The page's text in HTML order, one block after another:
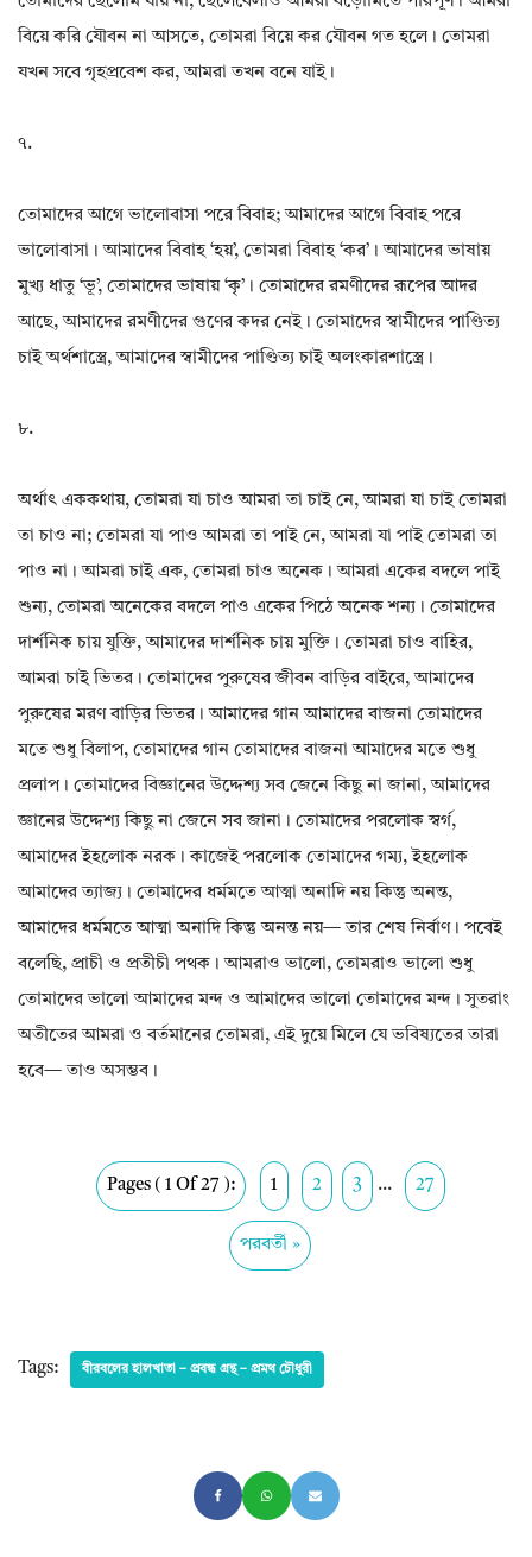
বিয়ে করি যৌবন না আসতে, তোমরা বিয়ে কর যৌবন গত হলে। তোমরা
যখন সবে গৃহপ্রবেশ কর, আমরা তখন বনে যাই।
৭.
তোমাদের আগে ভালোবাসা পরে বিবাহ; আমাদের আগে বিবাহ পরে
ভালোবাসা। আমাদের বিবাহ ‘হয়’, তোমরা বিবাহ ‘কর’। আমাদের ভাষায়
মুখ্য ধাতু ‘ভূ’, তোমাদের ভাষায় ‘কৃ’। তোমাদের রমণীদের রূপের আদর
আছে, আমাদের রমণীদের গুণের কদর নেই। তোমাদের স্বামীদের পাণ্ডিত্য
চাই অর্থশাস্ত্রে, আমাদের স্বামীদের পাণ্ডিত্য চাই অলংকারশাস্ত্রে।
৮.
অর্থাৎ এককথায়, তোমরা যা চাও আমরা তা চাই নে, আমরা যা চাই তোমরা
তা চাও না; তোমরা যা পাও আমরা তা পাই নে, আমরা যা পাই তোমরা তা
পাও না। আমরা চাই এক, তোমরা চাও অনেক। আমরা একের বদলে পাই
শুন্য, তোমরা অনেকের বদলে পাও একের পিঠে অনেক শন্য। তোমাদের
দার্শনিক চায় যুক্তি, আমাদের দার্শনিক চায় মুক্তি। তোমরা চাও বাহির,
আমরা চাই ভিতর। তোমাদের পুরুষের জীবন বাড়ির বাইরে, আমাদের
পুরুষের মরণ বাড়ির ভিতর। আমাদের গান আমাদের বাজনা তোমাদের
মতে শুধু বিলাপ, তোমাদের গান তোমাদের বাজনা আমাদের মতে শুধু
প্রলাপ। তোমাদের বিজ্ঞানের উদ্দেশ্য সব জেনে কিছু না জানা, আমাদের
জ্ঞানের উদ্দেশ্য কিছু না জেনে সব জানা। তোমাদের পরলোক স্বর্গ,
আমাদের ইহলোক নরক। কাজেই পরলোক তোমাদের গম্য, ইহলোক
আমাদের ত্যাজ্য। তোমাদের ধর্মমতে আত্মা অনাদি নয় কিন্তু অনন্ত,
আমাদের ধর্মমতে আত্মা অনাদি কিন্তু অনন্ত নয়— তার শেষ নির্বাণ। পবেই
বলেছি, প্রাচী ও প্রতীচী পথক। আমরাও ভালো, তোমরাও ভালো শুধু
তোমাদের ভালো আমাদের মন্দ ও আমাদের ভালো তোমাদের মন্দ। সুতরাং
অতীতের আমরা ও বর্তমানের তোমরা, এই দুয়ে মিলে যে ভবিষ্যতের তারা
হবে— তাও অসম্ভব।
Pages ( 1 Of 27 ): 1 2 3 ... 27
পরবর্তী »
Tags: বীরবলের হালখাতা – প্রবন্ধ গ্রন্থ – প্রমথ চৌধুরী